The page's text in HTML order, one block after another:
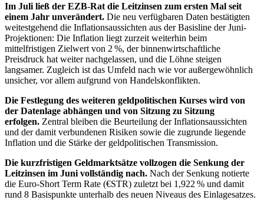
Im Juli ließ der EZB-Rat die Leitzinsen zum ersten Mal seit
einem Jahr unverändert. Die neu verfügbaren Daten bestätigten
weitestgehend die Inflationsaussichten aus der Basisline der Juni-
Projektionen: Die Inflation liegt zurzeit weiterhin beim
mittelfristigen Zielwert von 2 %, der binnenwirtschaftliche
Preisdruck hat weiter nachgelassen, und die Löhne steigen
langsamer. Zugleich ist das Umfeld nach wie vor außergewöhnlich
unsicher, vor allem aufgrund von Handelskonflikten.
Die Festlegung des weiteren geldpolitischen Kurses wird von
der Datenlage abhängen und von Sitzung zu Sitzung
erfolgen. Zentral bleiben die Beurteilung der Inflationsaussichten
und der damit verbundenen Risiken sowie die zugrunde liegende
Inflation und die Stärke der geldpolitischen Transmission.
Die kurzfristigen Geldmarktsätze vollzogen die Senkung der
Leitzinsen im Juni vollständig nach. Nach der Senkung notierte
die Euro-Short Term Rate (€STR) zuletzt bei 1,922 % und damit
rund 8 Basispunkte unterhalb des neuen Niveaus des Einlagesatzes.